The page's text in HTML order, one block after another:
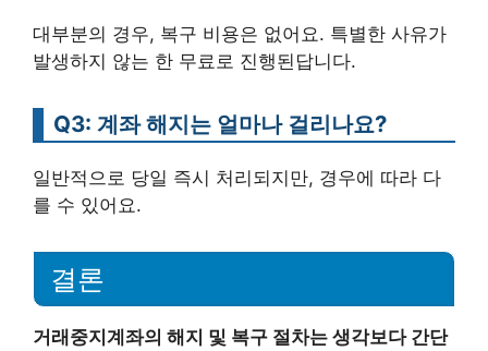
대부분의 경우, 복구 비용은 없어요. 특별한 사유가
발생하지 않는 한 무료로 진행된답니다.
Q3: 계좌 해지는 얼마나 걸리나요?
일반적으로 당일 즉시 처리되지만, 경우에 따라 다
를 수 있어요.
결론
거래중지계좌의 해지 및 복구 절차는 생각보다 간단